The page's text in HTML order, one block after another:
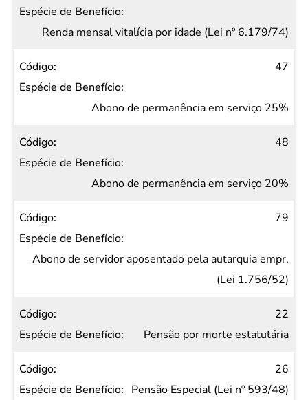
Renda mensal vitalícia por idade (Lei nº 6.179/74)
47
Abono de permanência em serviço 25%
48
Abono de permanência em serviço 20%
79
Abono de servidor aposentado pela autarquia empr.
(Lei 1.756/52)
22
Pensão por morte estatutária
26
Pensão Especial (Lei nº 593/48)